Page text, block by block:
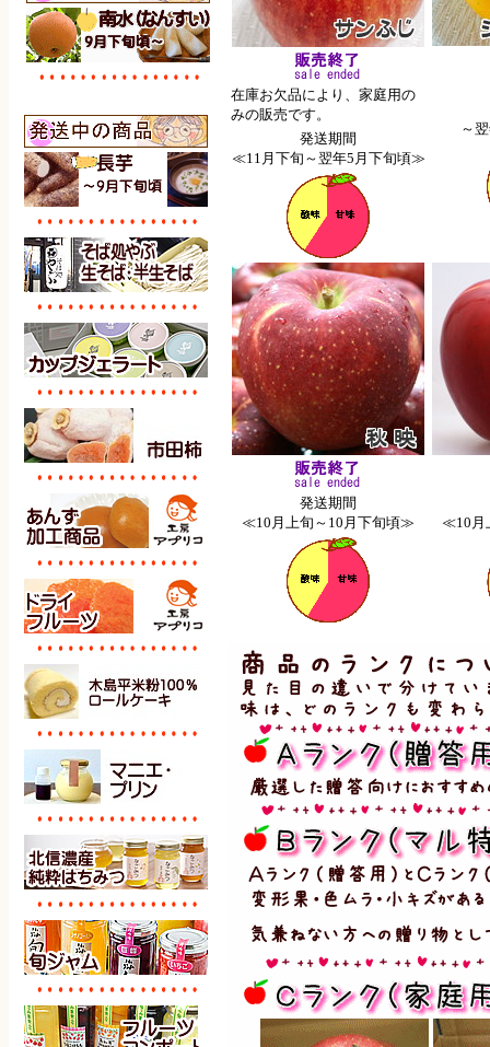
在庫お欠品により、家庭用の
みの販売です。
発送期間
≪11月下旬～翌年5月下旬頃≫
～
発送期間
≪10月上旬～10月下旬頃≫
≪10月